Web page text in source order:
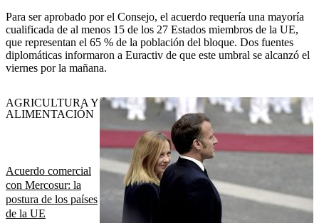
Para ser aprobado por el Consejo, el acuerdo requería una mayoría
cualificada de al menos 15 de los 27 Estados miembros de la UE,
que representan el 65 % de la población del bloque. Dos fuentes
diplomáticas informaron a Euractiv de que este umbral se alcanzó el
viernes por la mañana.
Acuerdo comercial
con Mercosur: la
postura de los países
de la UE
AGRICULTURA Y
ALIMENTACIÓN